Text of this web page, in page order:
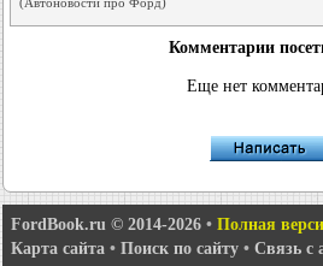
Комментарии
Еще нет
FordBook.ru © 2014-2026 • Полная
Карта сайта • Поиск по сайту • Связь с